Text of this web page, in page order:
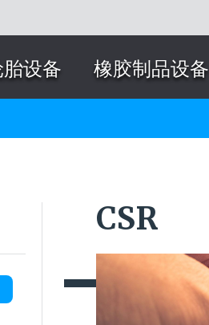
胎设备 橡胶制品设备
CSR